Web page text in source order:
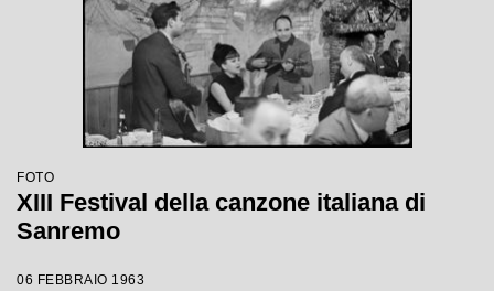
FOTO
XIII Festival della canzone italiana di
Sanremo
06 FEBBRAIO 1963